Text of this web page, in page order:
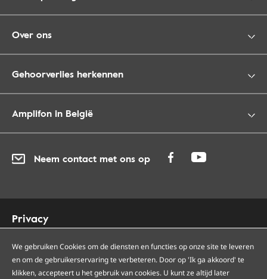
Over ons
Gehoorverlies herkennen
Amplifon in België
Neem contact met ons op
Privacy
Toegankelijkheid
Sitemap
We gebruiken Cookies om de diensten en functies op onze site te leveren
en om de gebruikerservaring te verbeteren. Door op 'Ik ga akkoord' te
klikken, accepteert u het gebruik van cookies. U kunt ze altijd later